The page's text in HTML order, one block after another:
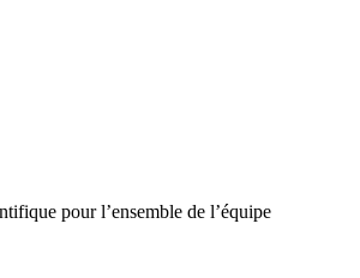
pour l’ensemble de l’équipe